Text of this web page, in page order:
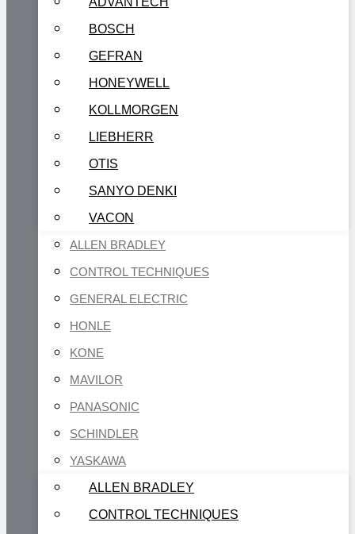
BOSCH
GEFRAN
HONEYWELL
KOLLMORGEN
LIEBHERR
OTIS
SANYO DENKI
VACON
ALLEN BRADLEY
CONTROL TECHNIQUES
GENERAL ELECTRIC
HONLE
KONE
MAVILOR
PANASONIC
SCHINDLER
YASKAWA
ALLEN BRADLEY
CONTROL TECHNIQUES